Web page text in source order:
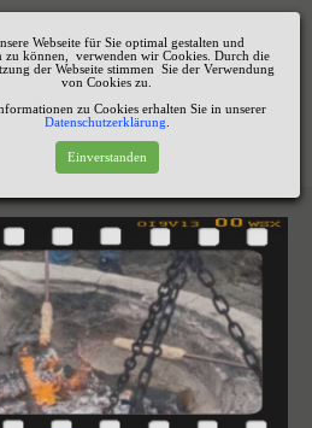
Webseite für Sie optimal gestalten und
zu können, verwenden wir Cookies. Durch die
der Webseite stimmen Sie der Verwendung
von Cookies zu.
zu Cookies erhalten Sie in unserer
Datenschutzerklärung
Einverstanden